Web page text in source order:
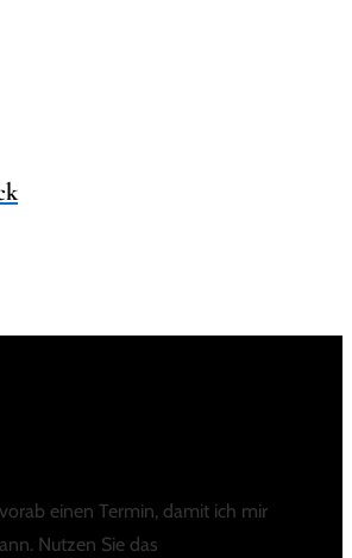
einen Termin, damit ich mir
Nutzen Sie das